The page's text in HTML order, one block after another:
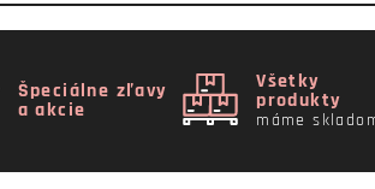
Špeciálne zľavy
a akcie
Všetky
produkty
máme